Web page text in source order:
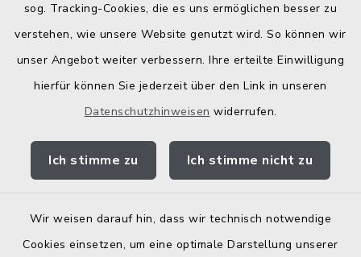
sog. Tracking-Cookies, die es uns ermöglichen besser zu
verstehen, wie unsere Website genutzt wird. So können wir
unser Angebot weiter verbessern. Ihre erteilte Einwilligung
hierfür können Sie jederzeit über den Link in unseren
Datenschutzhinweisen widerrufen.
Ich stimme zu Ich stimme nicht zu
Wir weisen darauf hin, dass wir technisch notwendige
Cookies einsetzen, um eine optimale Darstellung unserer
Fahrplanauskunft
Landratsamt Traunstein
Kostenlose Energieberatung
Kontakt